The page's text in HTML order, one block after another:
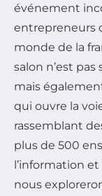
événement
entrepreneurs
monde de la
salon n’est
mais
qui ouvre la
rassemblant
plus de 500
l’information et
nous